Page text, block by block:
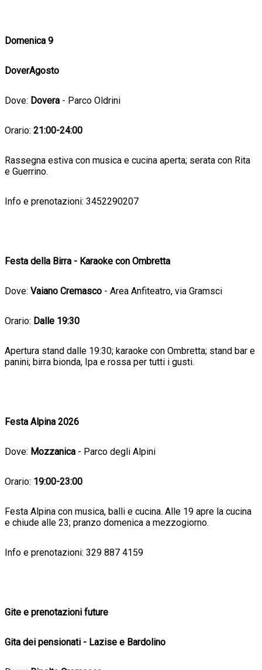
Domenica 9
DoverAgosto
Dove: Dovera - Parco Oldrini
Orario: 21:00-24:00
Rassegna estiva con musica e cucina aperta; serata con Rita
e Guerrino.
Info e prenotazioni: 3452290207
Festa della Birra - Karaoke con Ombretta
Dove: Vaiano Cremasco - Area Anfiteatro, via Gramsci
Orario: Dalle 19:30
Apertura stand dalle 19:30; karaoke con Ombretta; stand bar e
panini; birra bionda, Ipa e rossa per tutti i gusti.
Festa Alpina 2026
Dove: Mozzanica - Parco degli Alpini
Orario: 19:00-23:00
Festa Alpina con musica, balli e cucina. Alle 19 apre la cucina
e chiude alle 23; pranzo domenica a mezzogiorno.
Info e prenotazioni: 329 887 4159
Gite e prenotazioni future
Gita dei pensionati - Lazise e Bardolino